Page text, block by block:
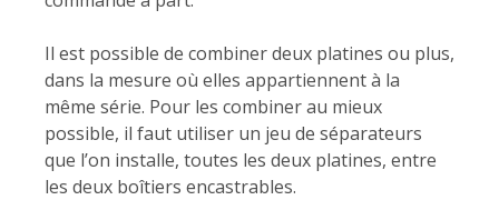
Il est possible de combiner deux platines ou plus,
dans la mesure où elles appartiennent à la
même série. Pour les combiner au mieux
possible, il faut utiliser un jeu de séparateurs
que l’on installe, toutes les deux platines, entre
les deux boîtiers encastrables.